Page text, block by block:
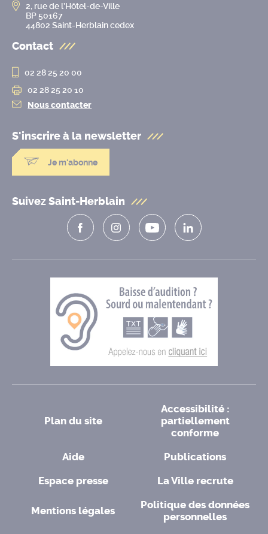
2, rue de l’Hôtel-de-Ville
BP 50167
44802 Saint-Herblain cedex
Contact
02 28 25 20 00
02 28 25 20 10
Nous contacter
S'inscrire à la newsletter
Je m'abonne
Suivez Saint-Herblain
Plan du site
Accessibilité :
partiellement
conforme
Aide
Publications
Espace presse
La Ville recrute
Mentions légales
Politique des données
personnelles